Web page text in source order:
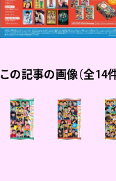
この記事の画像（全14件